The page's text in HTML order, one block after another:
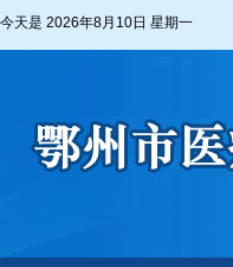
今天是 2026年8月10日 星期一